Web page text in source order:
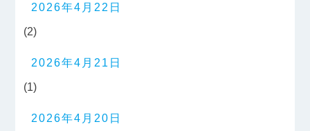
2026年4月22日
(2)
2026年4月21日
(1)
2026年4月20日